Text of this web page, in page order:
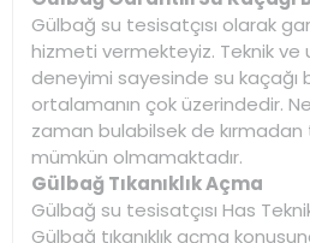
Gülbağ su tesisatçısı olarak
hizmeti vermekteyiz. Teknik ve
deneyimi sayesinde su kaçağı
ortalamanın çok üzerindedir.
zaman bulabilsek de
mümkün olmamaktadır.
Gülbağ Tıkanıklık Açma
Gülbağ su tesisatçısı Has
Gülbağ tıkanıklık açma